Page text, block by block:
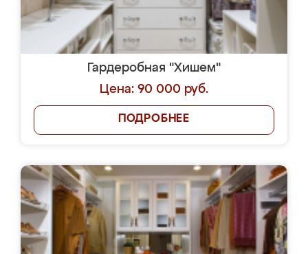
Гардеробная "Хишем"
Цена: 90 000 руб.
ПОДРОБНЕЕ